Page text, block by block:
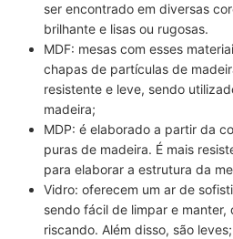
ser encontrado em diversas
brilhante e lisas ou rugosas.
MDF: mesas com esses
chapas de partículas de
resistente e leve, sendo
madeira;
MDP: é elaborado a partir da
puras de madeira. É mais
para elaborar a estrutura da
Vidro: oferecem um ar de
sendo fácil de limpar e
riscando. Além disso, são leves;